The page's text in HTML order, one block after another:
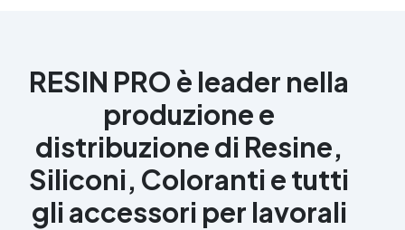
RESIN PRO è leader nella
produzione e
distribuzione di Resine,
Siliconi, Coloranti e tutti
gli accessori per lavorali